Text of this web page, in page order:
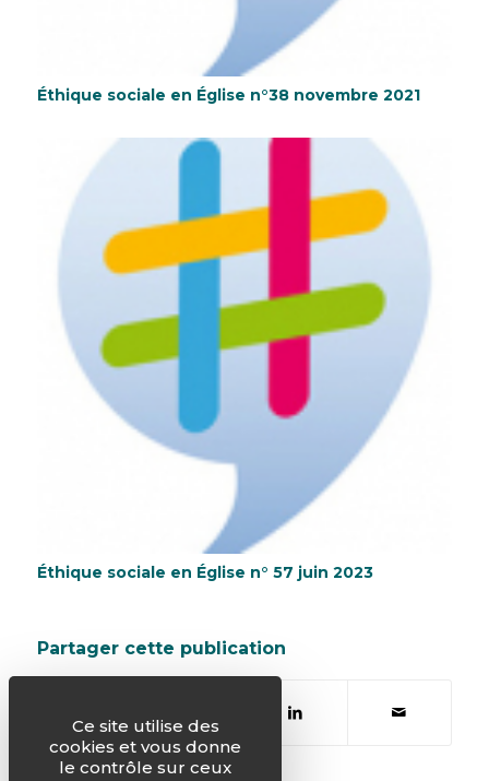
Éthique sociale en Église n°38 novembre 2021
Éthique sociale en Église n° 57 juin 2023
Partager cette publication
Ce site utilise des
cookies et vous donne
le contrôle sur ceux